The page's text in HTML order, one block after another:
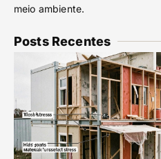
meio ambiente.
Posts Recentes